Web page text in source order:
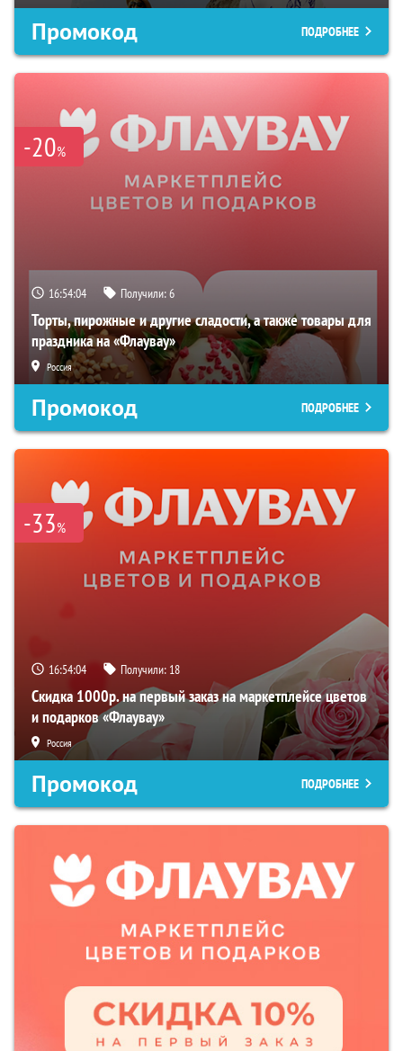
Промокод ПОДРОБНЕЕ
-20%
16:54:03 Получили:6
Торты, пирожные и другие сладости, а также товары для
праздника на «Флаувау»
Россия
Промокод ПОДРОБНЕЕ
-33%
16:54:03 Получили: 18
Скидка 1000р. на первый заказ на маркетплейсе цветов
и подарков «Флаувау»
Россия
Промокод ПОДРОБНЕЕ